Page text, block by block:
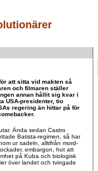
att sitta vid makten så
och filmaren ställer
annan hållit sig kvar i
USA-presidenter, tio
regering än hittar på för
Ända sedan Castro
Batista-regimen, så har
ur sadeln, alltifrån mord-
embargon, hot att
på Kuba och biologisk
över landet och tvingade